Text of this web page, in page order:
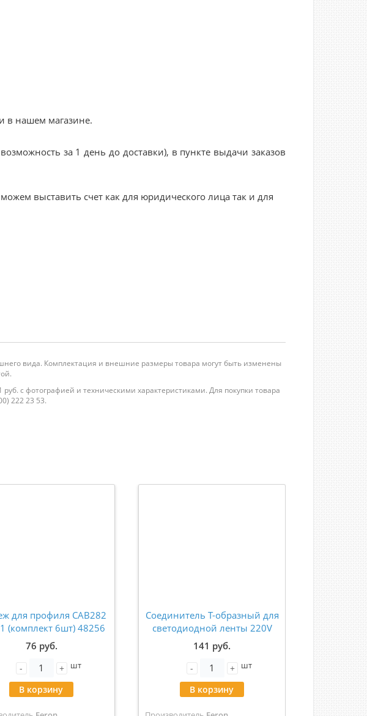
в нашем магазине.
за 1 день до доставки), в пункте выдачи заказов
выставить счет как для юридического лица так и для
вида. Комплектация и внешние размеры товара могут быть изменены
с фотографией и техническими характеристиками. Для покупки товара
222 23 53.
для профиля САВ282
(комплект 6шт) 48256
76 руб.
- + шт
В корзину
Соединитель Т-образный для
светодиодной ленты 220V
LS720, LD512 48207
141 руб.
- + шт
В корзину